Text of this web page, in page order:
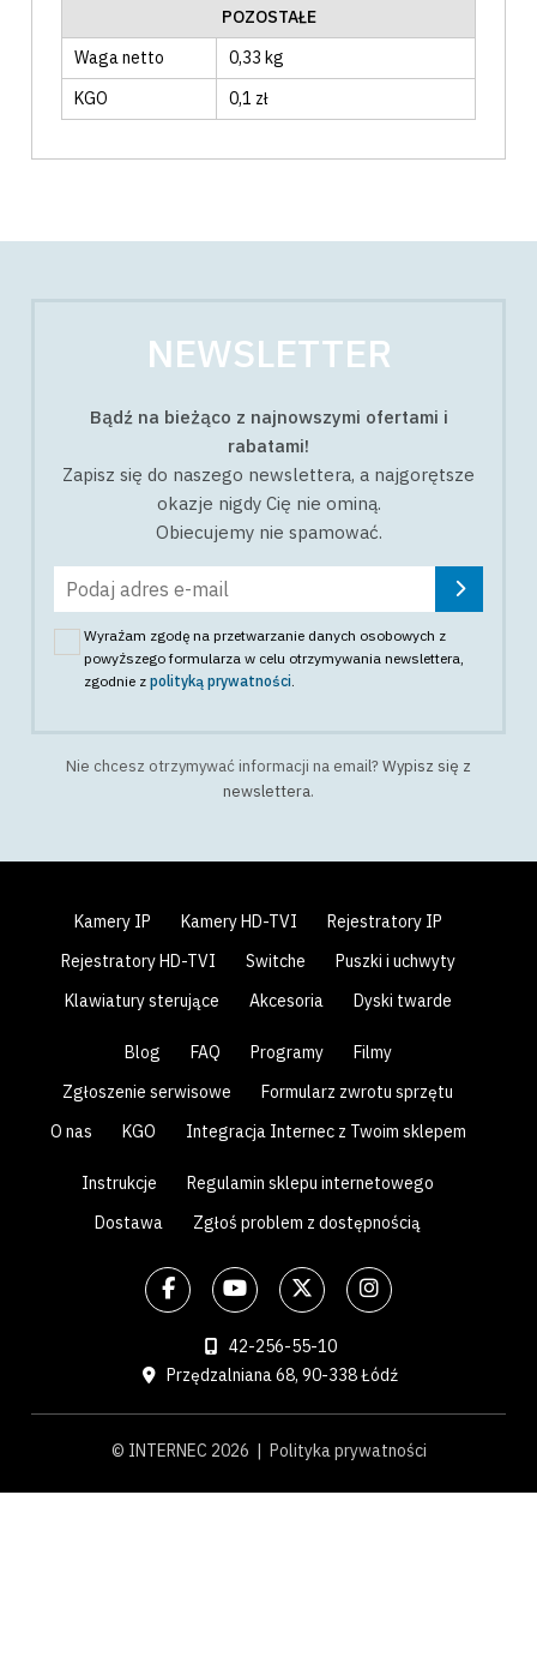
POZOSTAŁE
Waga netto
0,33 kg
KGO
0,1 zł
NEWSLETTER
Bądź na bieżąco z najnowszymi ofertami i
rabatami!
Zapisz się do naszego newslettera, a najgorętsze
okazje nigdy Cię nie ominą.
Obiecujemy nie spamować.
Wyrażam zgodę na przetwarzanie danych osobowych z
powyższego formularza w celu otrzymywania newslettera,
zgodnie z polityką prywatności.
Nie chcesz otrzymywać informacji na email?Wypisz się z
newslettera.
Kamery IP Kamery HD-TVI
Rejestratory IP
Rejestratory HD-TVI
Switche
Puszki i uchwyty
Klawiatury sterujące
Akcesoria Dyski twarde
Blog FAQ Programy
Filmy
Zgłoszenie serwisowe
Formularz zwrotu sprzętu
O nas
KGO Integracja Internec z Twoim sklepem
Instrukcje
Regulamin sklepu internetowego
Dostawa
Zgłoś problem z dostępnością
42-256-55-10
Przędzalniana 68, 90-338 Łódź
© INTERNEC 2026 | Polityka prywatności